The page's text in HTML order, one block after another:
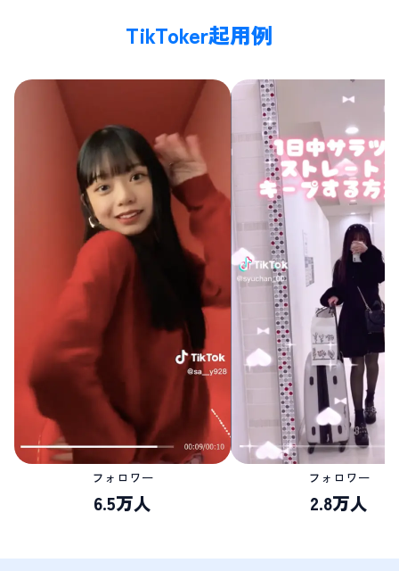
TikToker起用例
フォロワー
6.5万人
フォロワー
2.8万人